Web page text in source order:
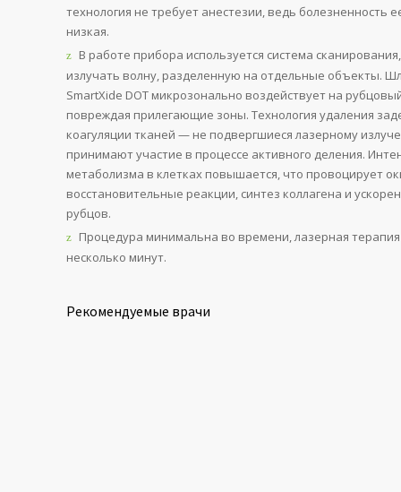
технология не требует анестезии, ведь болезненность
низкая.
В работе прибора используется система
излучать волну, разделенную на отдельные объекты.
SmartXide DOT микрозонально воздействует на
повреждая прилегающие зоны. Технология удаления
коагуляции тканей — не подвергшиеся лазерному
принимают участие в процессе активного деления.
метаболизма в клетках повышается, что провоцирует
восстановительные реакции, синтез коллагена и
рубцов.
Процедура минимальна во времени, лазерная терапия
несколько минут.
Рекомендуемые врачи